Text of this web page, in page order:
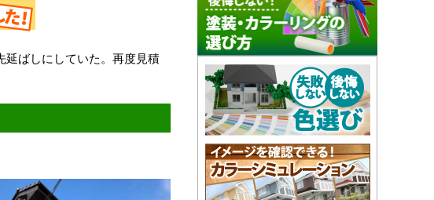
延ばしにしていた。再度見積